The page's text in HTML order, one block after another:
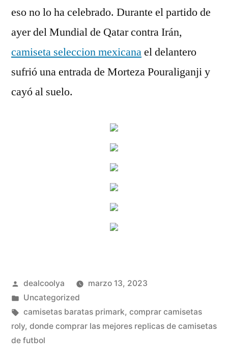
eso no lo ha celebrado. Durante el partido de
ayer del Mundial de Qatar contra Irán,
camiseta seleccion mexicanael delantero
sufrió una entrada de Morteza Pouraliganji y
cayó al suelo.
Publicado
por
dealcoolya
marzo 13, 2023
Publicado
en
Uncategorized
Etiquetas:
camisetas baratas primark, comprar camisetas
roly, donde comprar las mejores replicas de camisetas
de futbol